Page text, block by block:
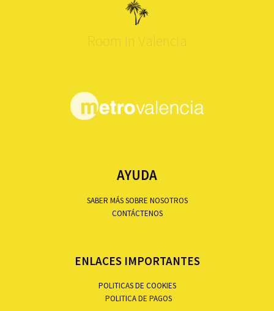
Room In Valencia
AYUDA
SABER MÁS SOBRE NOSOTROS
CONTÁCTENOS
ENLACES IMPORTANTES
POLITICAS DE COOKIES
POLITICA DE PAGOS